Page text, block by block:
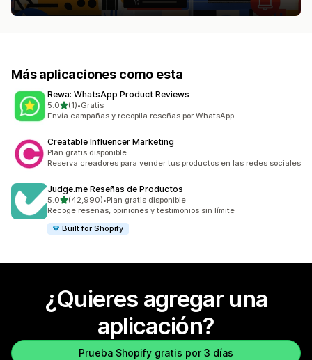
Más aplicaciones como esta
Rewa: WhatsApp Product Reviews
5.0de 5 estrellas
(1)
1 reseñas en total
•Gratis
Envía campañas y recopila reseñas por WhatsApp.
Creatable Influencer Marketing
Plan gratis disponible
Reserva creadores para vender tus productos en las redes sociales
Judge.me Reseñas de Productos
5.0de 5 estrellas
(42,990)
42990 reseñas en total
•Plan gratis disponible
Recoge reseñas, opiniones y testimonios sin límite
Built for Shopify
¿Quieres agregar una
aplicación?
Prueba Shopify gratis por 3 días